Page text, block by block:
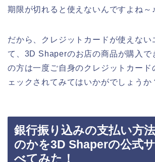
期限が切れると使えないんですよね～♪
だから、クレジットカードが使えない
て、3D Shaperのお店の商品が購入で
の方は一度ご自身のクレジットカード
ェックされてみてはいかがでしょうか
銀行振り込みの支払い方
のかを3D Shaperの公式
べてみた！